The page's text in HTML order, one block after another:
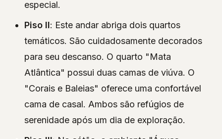
especial.
Piso II: Este andar abriga dois quartos
temáticos. São cuidadosamente decorados
para seu descanso. O quarto "Mata
Atlântica" possui duas camas de viúva. O
"Corais e Baleias" oferece uma confortável
cama de casal. Ambos são refúgios de
serenidade após um dia de exploração.